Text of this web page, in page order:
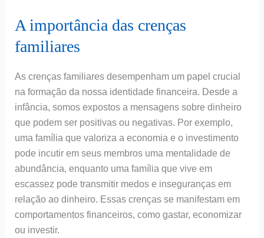
A importância das crenças
familiares
As crenças familiares desempenham um papel crucial
na formação da nossa identidade financeira. Desde a
infância, somos expostos a mensagens sobre dinheiro
que podem ser positivas ou negativas. Por exemplo,
uma família que valoriza a economia e o investimento
pode incutir em seus membros uma mentalidade de
abundância, enquanto uma família que vive em
escassez pode transmitir medos e inseguranças em
relação ao dinheiro. Essas crenças se manifestam em
comportamentos financeiros, como gastar, economizar
ou investir.